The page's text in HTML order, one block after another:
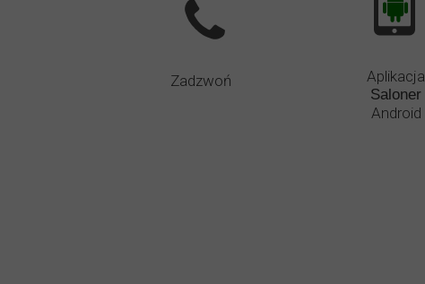
Aplikacja
Saloner
Android
Zadzwoń